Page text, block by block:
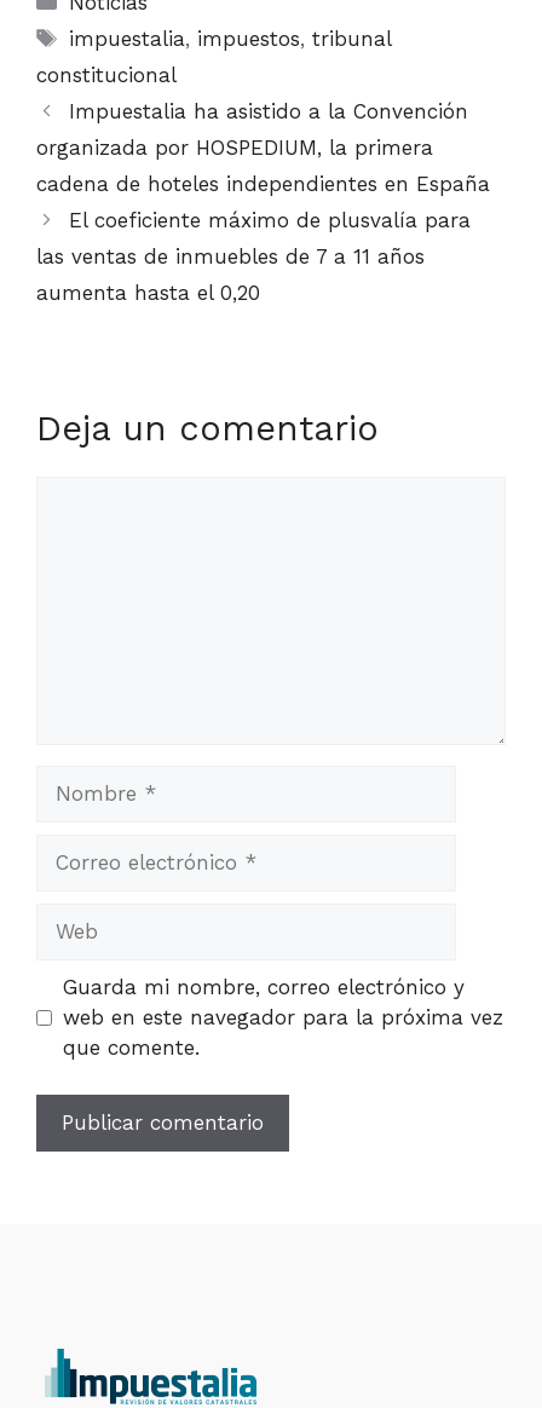
Etiquetas
impuestalia, impuestos,tribunal
constitucional
Impuestalia ha asistido a la Convención
organizada por HOSPEDIUM, la primera
cadena de hoteles independientes en España
El coeficiente máximo de plusvalía para
las ventas de inmuebles de 7 a 11 años
aumenta hasta el 0,20
Deja un comentario
Nombre
Guarda mi nombre, correo electrónico y
web en este navegador para la próxima vez
que comente.